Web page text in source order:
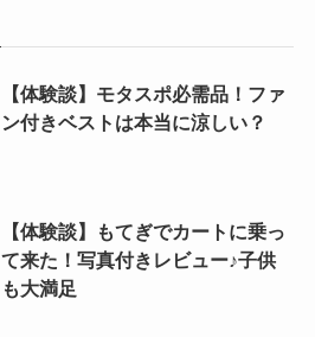
【体験談】モタスポ必需品！ファ
ン付きベストは本当に涼しい？
【体験談】もてぎでカートに乗っ
て来た！写真付きレビュー♪子供
も大満足